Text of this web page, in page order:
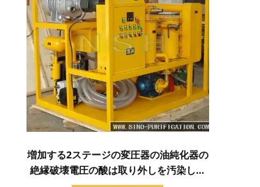
詳細を表示
増加する2ステージの変圧器の油純化器の
絶縁破壊電圧の酸は取り外しを汚染しま